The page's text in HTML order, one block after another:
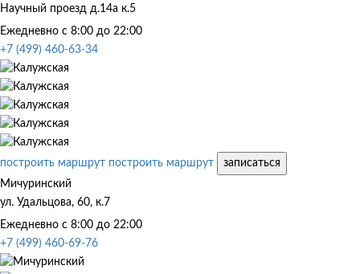
Научный проезд д.14а к.5
Ежедневно с 8:00 до 22:00
+7 (499) 460-63-34
построить маршрут построить маршрут
записаться
Мичуринский
ул. Удальцова, 60, к.7
Ежедневно с 8:00 до 22:00
+7 (499) 460-69-76